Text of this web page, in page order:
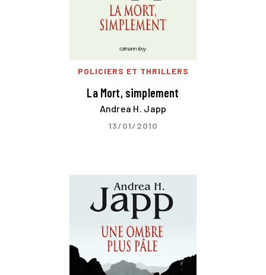
POLICIERS ET THRILLERS
La Mort, simplement
Andrea H. Japp
13/01/2010